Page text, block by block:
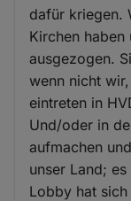
dafür kriegen.
Kirchen haben
ausgezogen.
wenn nicht
eintreten in
Und/oder in
aufmachen
unser Land;
Lobby hat